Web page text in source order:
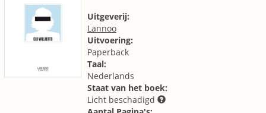
Uitgeverij:
Lannoo
Uitvoering:
Paperback
Taal:
Nederlands
Staat van het boek:
Licht beschadigd